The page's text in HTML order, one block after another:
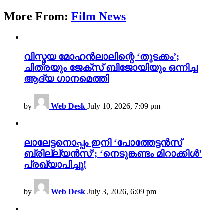
More From: Film News
വിസ്മയ മോഹൻലാലിന്റെ ‘തുടക്കം’;
ചിത്രയും ജേക്സ് ബിജോയിയും ഒന്നിച്ച
ആദ്യ ഗാനമെത്തി
by Web Desk July 10, 2026, 7:09 pm
ലാലേട്ടനൊപ്പം ഇനി ‘പോത്തേട്ടൻസ്
ബ്രില്ല്യൻസ്’; ‘നെടുങ്കണ്ടം മിറാക്കിൾ’
പ്രഖ്യാപിച്ചു!
by Web Desk July 3, 2026, 6:09 pm